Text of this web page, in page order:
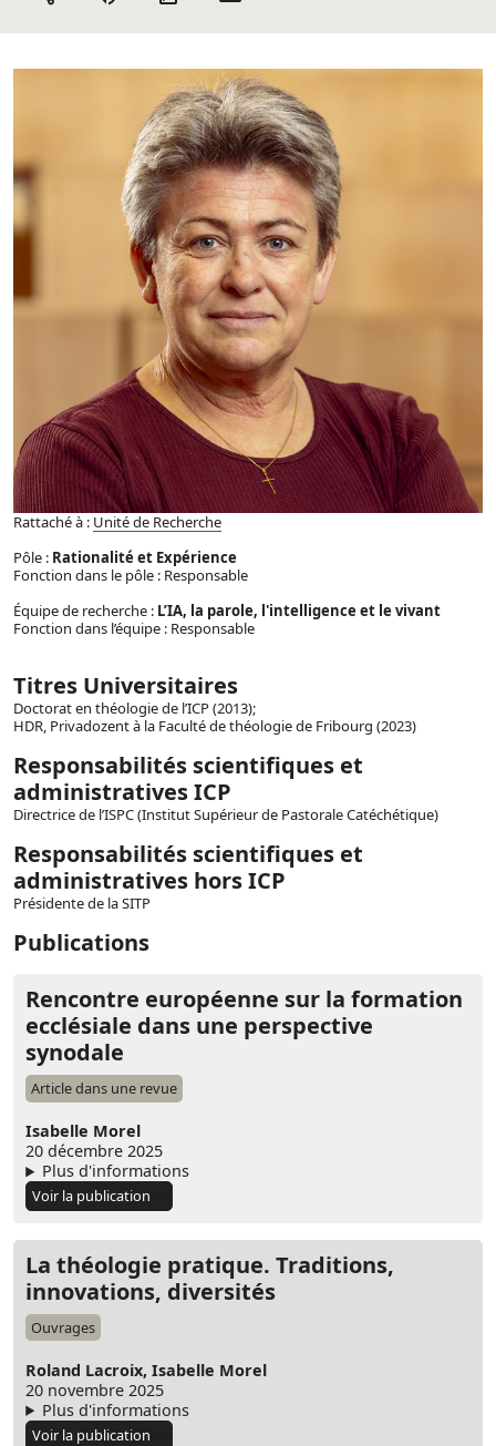
Rattaché à : Unité de Recherche
Pôle : Rationalité et Expérience
Fonction dans le pôle : Responsable
Équipe de recherche : L’IA, la parole, l'intelligence et le vivant
Fonction dans l’équipe : Responsable
Titres Universitaires
Doctorat en théologie de l’ICP (2013);
HDR, Privadozent à la Faculté de théologie de Fribourg (2023)
Responsabilités scientifiques et
administratives ICP
Directrice de l’ISPC (Institut Supérieur de Pastorale Catéchétique)
Responsabilités scientifiques et
administratives hors ICP
Présidente de la SITP
Publications
Rencontre européenne sur la formation
ecclésiale dans une perspective
synodale
Article dans une revue
Isabelle Morel
20 décembre 2025
Plus d'informations
Voir la publication
La théologie pratique. Traditions,
innovations, diversités
Ouvrages
Roland Lacroix, Isabelle Morel
20 novembre 2025
Plus d'informations
Voir la publication